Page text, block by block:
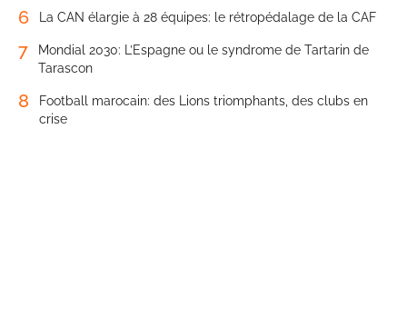
6 La CAN élargie à 28 équipes: le rétropédalage de la CAF
7
Mondial 2030: L’Espagne ou le syndrome de Tartarin de
Tarascon
8
Football marocain: des Lions triomphants, des clubs en
crise